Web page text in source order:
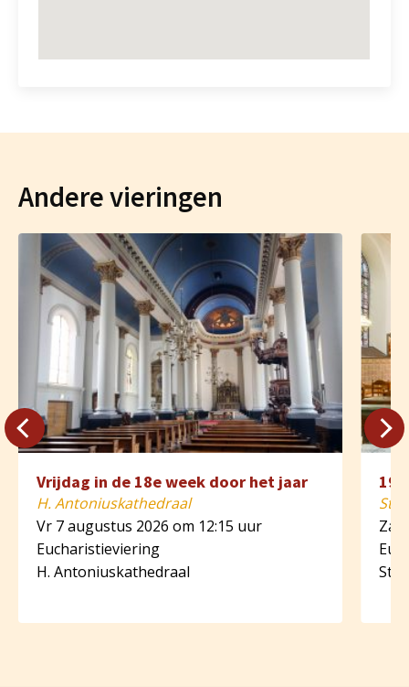
Andere vieringen
Vrijdag in de 18e week door het jaar
H. Antoniuskathedraal
Vr 7 augustus 2026 om 12:15 uur
Eucharistieviering
H. Antoniuskathedraal
St.
Za
St.